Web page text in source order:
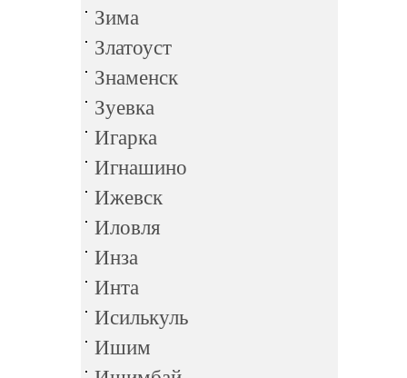
Зима
Златоуст
Знаменск
Зуевка
Игарка
Игнашино
Ижевск
Иловля
Инза
Инта
Исилькуль
Ишим